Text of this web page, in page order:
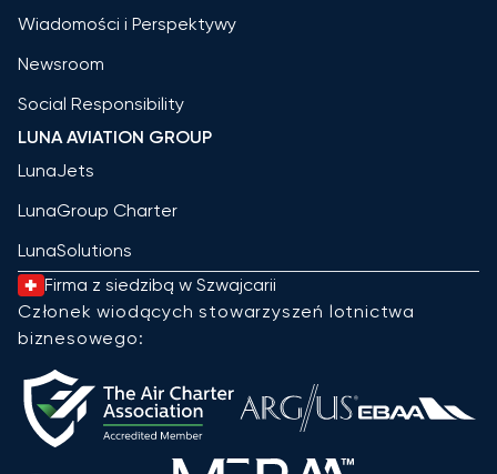
Wiadomości i Perspektywy
Newsroom
Social Responsibility
LUNA AVIATION GROUP
LunaJets
LunaGroup Charter
LunaSolutions
Firma z siedzibą w Szwajcarii
Członek wiodących stowarzyszeń lotnictwa
biznesowego: